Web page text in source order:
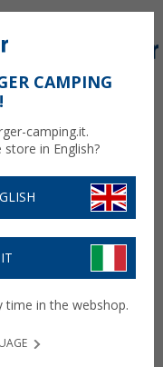
CAMPING
camping.it.
in English?
time in the webshop.